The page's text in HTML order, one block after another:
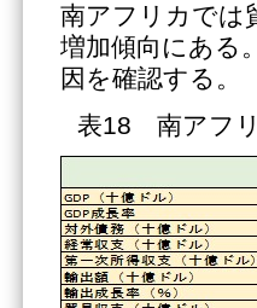
南アフリカでは
増加傾向にある
因を確認する。
表18 南アフ